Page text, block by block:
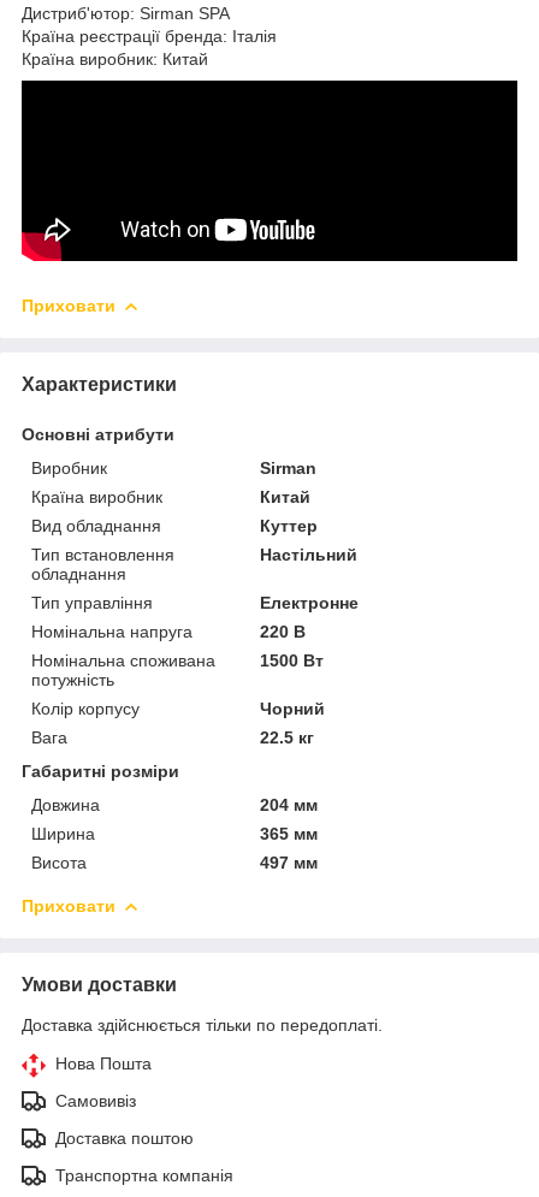
Дистриб'ютор: Sirman SPA
Країна реєстрації бренда: Італія
Країна виробник: Китай
Приховати
Характеристики
Основні атрибути
Виробник
Sirman
Країна виробник
Китай
Вид обладнання
Куттер
Тип встановлення
обладнання
Настільний
Тип управління
Електронне
Номінальна напруга
220 В
Номінальна споживана
потужність
1500 Вт
Колір корпусу
Чорний
Вага
22.5 кг
Габаритні розміри
Довжина
204 мм
Ширина
365 мм
Висота
497 мм
Приховати
Умови доставки
Доставка здійснюється тільки по передоплаті.
Нова Пошта
Самовивіз
Доставка поштою
Транспортна компанія